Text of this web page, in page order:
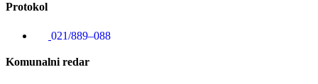
Protokol
021/889–088
Komunalni redar